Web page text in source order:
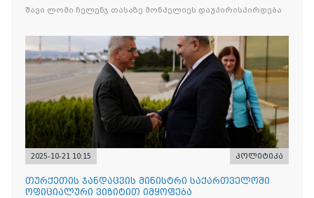
შავი ლომი ჩელენჯ თასაზე მონპელიეს დაუპირისპირდება
2025-10-21 10:15 პოლიტიკა
თურქეთის ჯანდაცვის მინისტრი საქართველოში
ოფიციალური ვიზიტით იმყოფება